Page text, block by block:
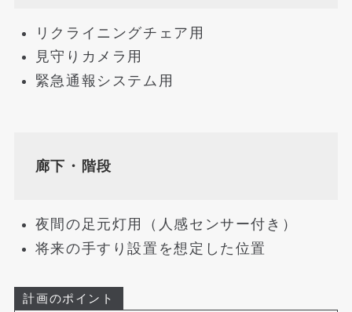
リクライニングチェア用
見守りカメラ用
緊急通報システム用
廊下・階段
夜間の足元灯用（人感センサー付き）
将来の手すり設置を想定した位置
計画のポイント